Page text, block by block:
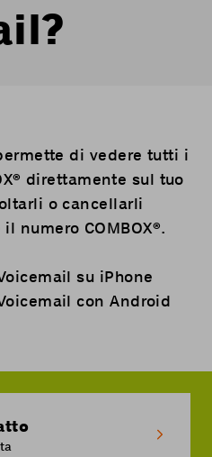
di vedere tutti i
direttamente sul tuo
o cancellarli
numero COMBOX®.
su iPhone
con Android